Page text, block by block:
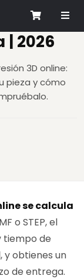
Cart
3D
| 2026
3D online:
pieza y cómo
se calcula
o STEP, el
tiempo de
y obtienes un
de entrega.